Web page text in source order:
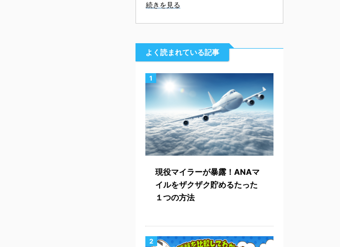
続きを見る
よく読まれている記事
1
現役マイラーが暴露！ANAマ
イルをザクザク貯めるたった
１つの方法
2